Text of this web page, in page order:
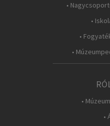
•
•
•
•
•
•